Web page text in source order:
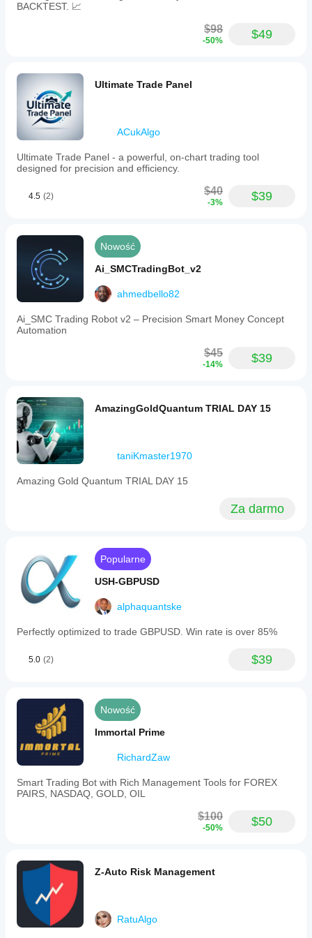
BACKTEST. 📈
$98
-50% $49
Ultimate Trade Panel
ACukAlgo
Ultimate Trade Panel - a powerful, on-chart trading tool
designed for precision and efficiency.
4.5 (2) $40
-3% $39
Nowość
Ai_SMCTradingBot_v2
ahmedbello82
Ai_SMC Trading Robot v2 – Precision Smart Money Concept
Automation
$45
-14% $39
AmazingGoldQuantum TRIAL DAY 15
taniKmaster1970
Amazing Gold Quantum TRIAL DAY 15
Za darmo
Popularne
USH-GBPUSD
alphaquantske
Perfectly optimized to trade GBPUSD. Win rate is over 85%
5.0 (2) $39
Nowość
Immortal Prime
RichardZaw
Smart Trading Bot with Rich Management Tools for FOREX
PAIRS, NASDAQ, GOLD, OIL
$100
-50% $50
Z-Auto Risk Management
RatuAlgo